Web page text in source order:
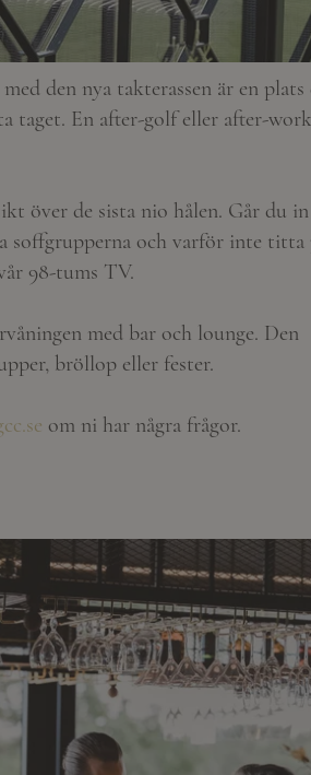
den nya takterassen är en plats
taget. En after-golf eller after-work
över de sista nio hålen. Går du in
soffgrupperna och varför inte titta
98-tums TV.
med bar och lounge. Den
bröllop eller fester.
om ni har några frågor.